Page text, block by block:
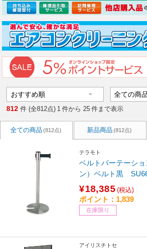
812 件 (全812点) 1 件から 25 件まで表示
全ての商品 (812点) 新品商品 (812点)
テラモト
ベルトパーテーシ
ン）ベルト黒
¥18,385 (税込)
ポイント：1,839
在庫限り
アイリスチトセ